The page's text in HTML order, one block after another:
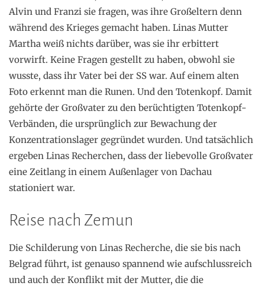
Alvin und Franzi sie fragen, was ihre Großeltern denn
während des Krieges gemacht haben. Linas Mutter
Martha weiß nichts darüber, was sie ihr erbittert
vorwirft. Keine Fragen gestellt zu haben, obwohl sie
wusste, dass ihr Vater bei der SS war. Auf einem alten
Foto erkennt man die Runen. Und den Totenkopf. Damit
gehörte der Großvater zu den berüchtigten Totenkopf-
Verbänden, die ursprünglich zur Bewachung der
Konzentrationslager gegründet wurden. Und tatsächlich
ergeben Linas Recherchen, dass der liebevolle Großvater
eine Zeitlang in einem Außenlager von Dachau
stationiert war.
Reise nach Zemun
Die Schilderung von Linas Recherche, die sie bis nach
Belgrad führt, ist genauso spannend wie aufschlussreich
und auch der Konflikt mit der Mutter, die die